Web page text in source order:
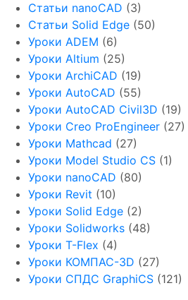
Статьи nanoCAD (3)
Статьи Solid Edge (50)
Уроки ADEM (6)
Уроки Altium (25)
Уроки ArchiCAD (19)
Уроки AutoCAD (55)
Уроки AutoCAD Civil3D (19)
Уроки Creo ProEngineer (27)
Уроки Mathcad (27)
Уроки Model Studio CS (1)
Уроки nanoCAD (80)
Уроки Revit (10)
Уроки Solid Edge (2)
Уроки Solidworks (48)
Уроки T-Flex (4)
Уроки КОМПАС-3D (27)
Уроки СПДС GraphiCS (121)